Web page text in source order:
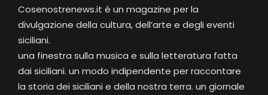
Cosenostrenews.it è un magazine per la
divulgazione della cultura, dell’arte e degli eventi
siciliani.
una finestra sulla musica e sulla letteratura fatta
dai siciliani. un modo indipendente per raccontare
la storia dei siciliani e della nostra terra. un giornale